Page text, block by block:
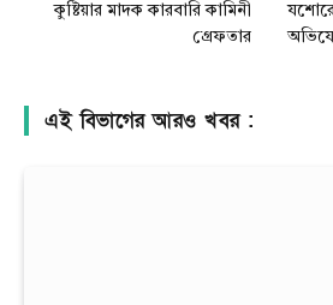
কুষ্টিয়ার মাদক কারবারি কামিনী
গ্রেফতার
যশোরে
এই বিভাগের আরও খবর :